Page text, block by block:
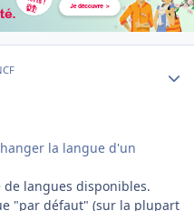
la langue d'un
langues disponibles.
"par défaut" (sur la plupart